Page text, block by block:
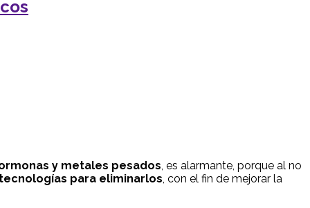
y metales pesados , es alarmante, porque al no
para eliminarlos , con el fin de mejorar la